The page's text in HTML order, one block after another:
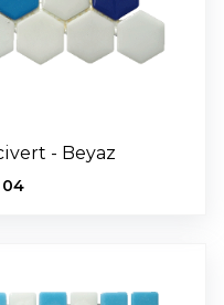
- Beyaz
04